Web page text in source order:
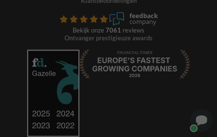
Bekijk onze 7061 reviews
Ontvanger prestigieuze awards